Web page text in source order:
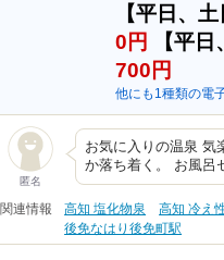
【平日、
0円
【平
700円
他にも1種類の電
匿名
お気に入りの温泉 気
か落ち着く。 お風呂
関連情報 高知 塩化物泉 高知 冷え
後免なはり後免町駅